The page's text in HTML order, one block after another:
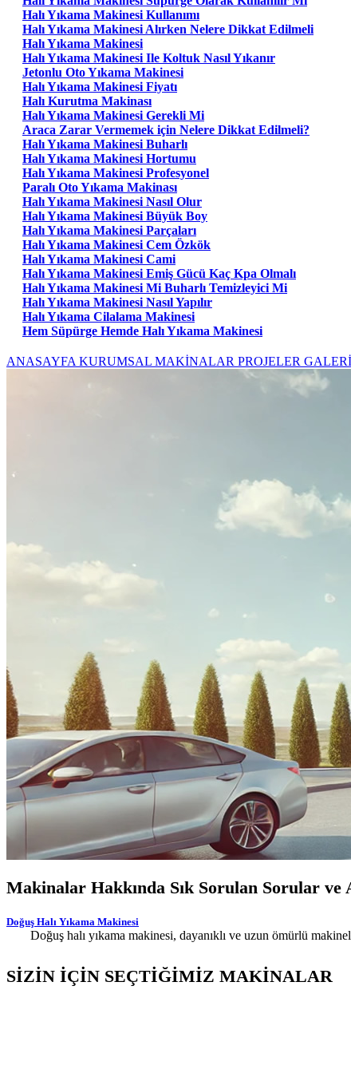
Halı Yıkama Makinesi Kullanımı
Halı Yıkama Makinesi Alırken Nelere Dikkat Edilmeli
Halı Yıkama Makinesi
Halı Yıkama Makinesi Ile Koltuk Nasıl Yıkanır
Jetonlu Oto Yıkama Makinesi
Halı Yıkama Makinesi Fiyatı
Halı Kurutma Makinası
Halı Yıkama Makinesi Gerekli Mi
Araca Zarar Vermemek için Nelere Dikkat Edilmeli?
Halı Yıkama Makinesi Buharlı
Halı Yıkama Makinesi Hortumu
Halı Yıkama Makinesi Profesyonel
Paralı Oto Yıkama Makinası
Halı Yıkama Makinesi Nasıl Olur
Halı Yıkama Makinesi Büyük Boy
Halı Yıkama Makinesi Parçaları
Halı Yıkama Makinesi Cem Özkök
Halı Yıkama Makinesi Cami
Halı Yıkama Makinesi Emiş Gücü Kaç Kpa Olmalı
Halı Yıkama Makinesi Mi Buharlı Temizleyici Mi
Halı Yıkama Makinesi Nasıl Yapılır
Halı Yıkama Cilalama Makinesi
Hem Süpürge Hemde Halı Yıkama Makinesi
ANASAYFA KURUMSAL MAKİNALAR PROJELER GALERİ
Makinalar Hakkında Sık Sorulan Sorular ve
Doğuş Halı Yıkama Makinesi
Doğuş halı yıkama makinesi, dayanıklı ve uzun ömürlü
SİZİN İÇİN SEÇTİĞİMİZ MAKİNALAR